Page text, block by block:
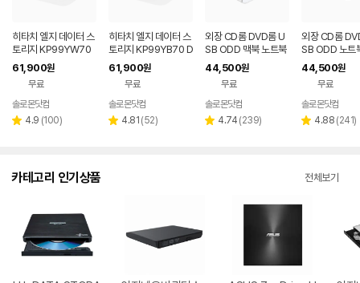
히타치 엘지 데이터 스
토리지 KP99YW70
DVD 화이트 외장OD
D CD DVD 리핑 안드
로이드
61,900원
무료
페이
솔로몬닷컴
별 4.9 리
(100)
히타치 엘지 데이터 스
토리지 KP99YB70 D
VD 블랙 외장ODD C
D DVD 리핑 안드로이
61,900원
무료
페이
솔로몬닷컴
별 4.81 리
(52)
외장 CD롬 DVD롬 U
SB ODD 맥북 노트북
호환 화이트 히타치엘
지 GP62NW60
44,500원
무료
페이
솔로몬닷컴
별 4.74 리
(239)
외장 CD롬
SB ODD 노트
크탑 맥 호환
치엘지
44,500원
무료
페
솔로몬닷컴
별 4.88 리
(241)
카테고리 인기상품 전체보기